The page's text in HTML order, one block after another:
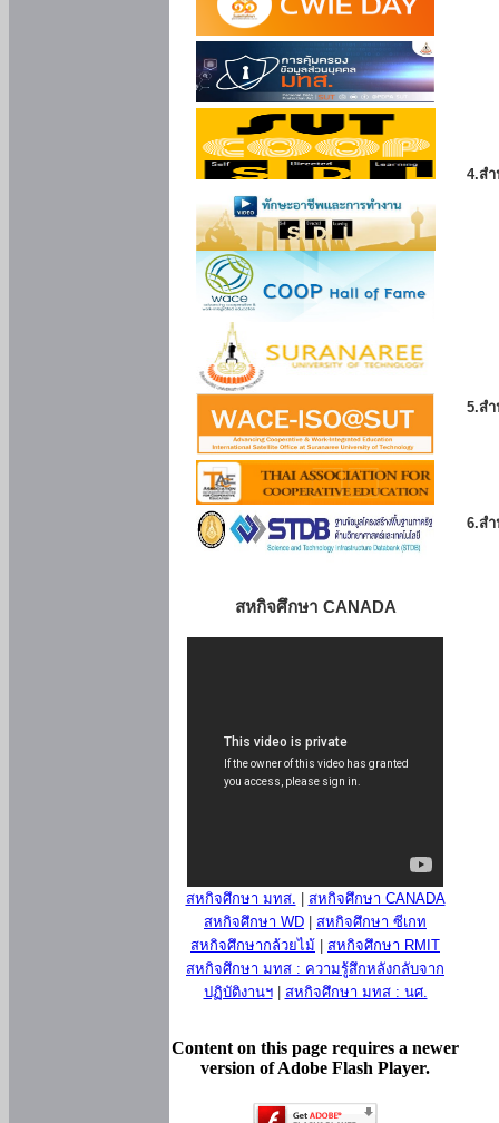
สหกิจศึกษา CANADA
สหกิจศึกษา มทส.
สหกิจศึกษา CANADA
สหกิจศึกษา WD
สหกิจศึกษา ซีเกท
สหกิจศึกษากล้วยไม้
สหกิจศึกษา RMIT
สหกิจศึกษา มทส : ความรู้สึกหลังกลับจาก
ปฏิบัติงานฯ| สหกิจศึกษา มทส : นศ.
Content on this page requires a newer
version of Adobe Flash Player.
4.ส
5.ส
6.ส